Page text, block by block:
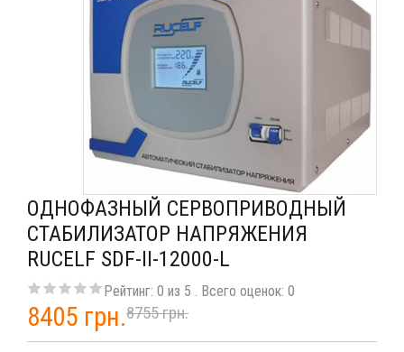
ОДНОФАЗНЫЙ СЕРВОПРИВОДНЫЙ
СТАБИЛИЗАТОР НАПРЯЖЕНИЯ
RUCELF SDF-II-12000-L
Рейтинг: 0 из 5 . Всего оценок: 0
8755 грн.
8405 грн.